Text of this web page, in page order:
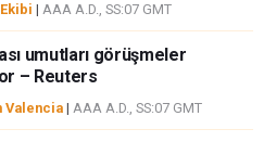
için sorumluluk kabul etmemektedir.
| AAA A.D., SS:07 GMT
umutları görüşmeler
– Reuters
Valencia | AAA A.D., SS:07 GMT